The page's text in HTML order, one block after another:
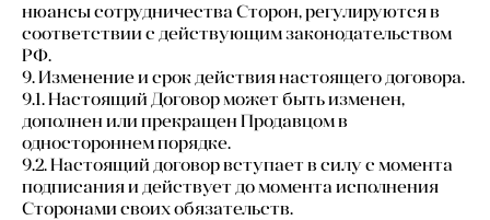
нюансы сотрудничества Сторон, регулируются в
соответствии с действующим законодательством
РФ.
9. Изменение и срок действия настоящего договора.
9.1. Настоящий Договор может быть изменен,
дополнен или прекращен Продавцом в
одностороннем порядке.
9.2. Настоящий договор вступает в силу с момента
подписания и действует до момента исполнения
Сторонами своих обязательств.